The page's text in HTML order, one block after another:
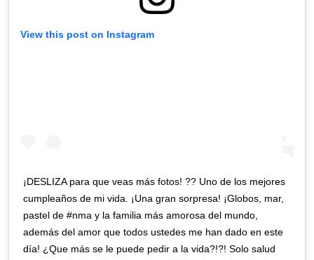
View this post on Instagram
¡DESLIZA para que veas más fotos! ?? Uno de los mejores
cumpleaños de mi vida. ¡Una gran sorpresa! ¡Globos, mar,
pastel de #nma y la familia más amorosa del mundo,
además del amor que todos ustedes me han dado en este
día! ¿Que más se le puede pedir a la vida?!?! Solo salud